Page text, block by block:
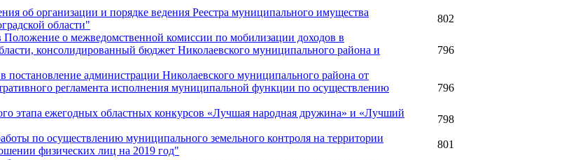
об организации и порядке ведения Реестра муниципального имущества
области"
802
о межведомственной комиссии по мобилизации доходов в
консолидированный бюджет Николаевского муниципального района и
796
администрации Николаевского муниципального района от
регламента исполнения муниципальной функции по осуществлению
796
этапа ежегодных областных конкурсов «Лучшая народная дружина» и «Лучший
798
по осуществлению муниципального земельного контроля на территории
физических лиц на 2019 год"
801